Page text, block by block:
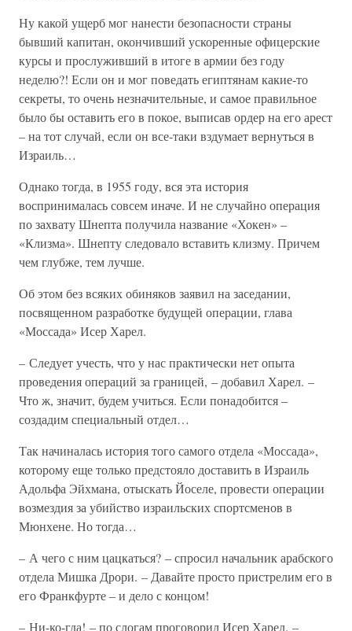
Ну какой ущерб мог нанести безопасности страны
бывший капитан, окончивший ускоренные офицерские
курсы и прослуживший в итоге в армии без году
неделю?! Если он и мог поведать египтянам какие-то
секреты, то очень незначительные, и самое правильное
было бы оставить его в покое, выписав ордер на его арест
– на тот случай, если он все-таки вздумает вернуться в
Израиль…
Однако тогда, в 1955 году, вся эта история
воспринималась совсем иначе. И не случайно операция
по захвату Шнепта получила название «Хокен» –
«Клизма». Шнепту следовало вставить клизму. Причем
чем глубже, тем лучше.
Об этом без всяких обиняков заявил на заседании,
посвященном разработке будущей операции, глава
«Моссада» Исер Харел.
– Следует учесть, что у нас практически нет опыта
проведения операций за границей, – добавил Харел. –
Что ж, значит, будем учиться. Если понадобится –
создадим специальный отдел…
Так начиналась история того самого отдела «Моссада»,
которому еще только предстояло доставить в Израиль
Адольфа Эйхмана, отыскать Йоселе, провести операции
возмездия за убийство израильских спортсменов в
Мюнхене. Но тогда…
– А чего с ним цацкаться? – спросил начальник арабского
отдела Мишка Дрори. – Давайте просто пристрелим его в
его Франкфурте – и дело с концом!
– Ни-ко-гда! – по слогам проговорил Исер Харел. –